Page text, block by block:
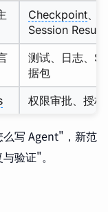
Checkpoint
Session
测试、日志、
据包
权限审批、授
写 Agent"，新范
验证"。